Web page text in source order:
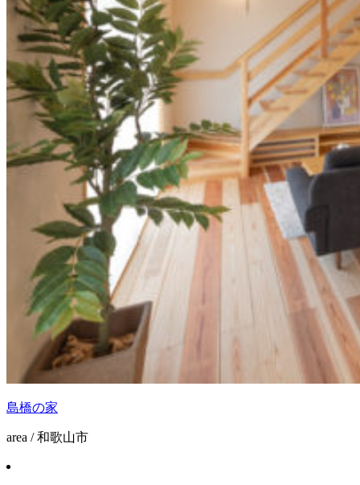
島橋の家
area / 和歌山市